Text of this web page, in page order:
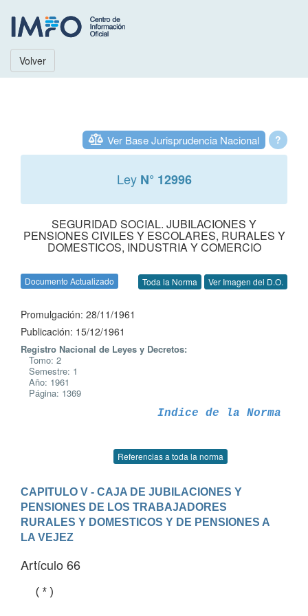
Volver
?
Ver Base Jurisprudencia Nacional
Ley N° 12996
SEGURIDAD SOCIAL. JUBILACIONES Y
PENSIONES CIVILES Y ESCOLARES, RURALES Y
DOMESTICOS, INDUSTRIA Y COMERCIO
Documento Actualizado Toda la Norma Ver Imagen del D.O.
Promulgación: 28/11/1961
Publicación: 15/12/1961
Registro Nacional de Leyes y Decretos:
Tomo: 2
Semestre: 1
Año: 1961
Página: 1369
Indice de la Norma
Referencias a toda la norma
CAPITULO V - CAJA DE JUBILACIONES Y
PENSIONES DE LOS TRABAJADORES
RURALES Y DOMESTICOS Y DE PENSIONES A
LA VEJEZ
Artículo 66